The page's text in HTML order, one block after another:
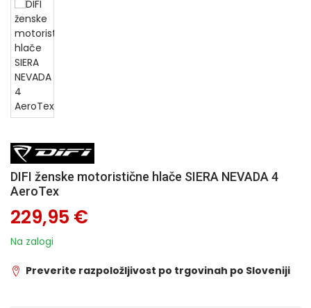
DIFI ženske motoristične hlače SIERA NEVADA 4
AeroTex
229,95 €
Na zalogi
Preverite razpoložljivost po trgovinah po Sloveniji